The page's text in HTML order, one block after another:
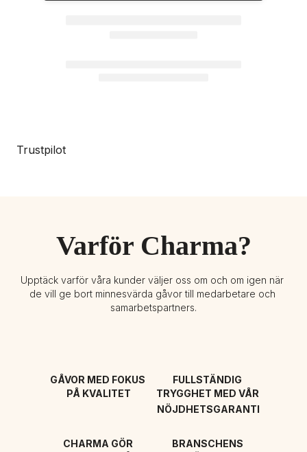
Trustpilot
Varför Charma?
Upptäck varför våra kunder väljer oss om och om igen när
de vill ge bort minnesvärda gåvor till medarbetare och
samarbetspartners.
GÅVOR MED FOKUS
PÅ KVALITET
FULLSTÄNDIG
TRYGGHET MED VÅR
NÖJDHETSGARANTI
CHARMA GÖR
BRANSCHENS